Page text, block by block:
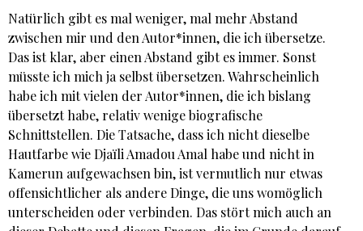
Natürlich gibt es mal weniger, mal mehr Abstand
zwischen mir und den Autor*innen, die ich übersetze.
Das ist klar, aber einen Abstand gibt es immer. Sonst
müsste ich mich ja selbst übersetzen. Wahrscheinlich
habe ich mit vielen der Autor*innen, die ich bislang
übersetzt habe, relativ wenige biografische
Schnittstellen. Die Tatsache, dass ich nicht dieselbe
Hautfarbe wie Djaïli Amadou Amal habe und nicht in
Kamerun aufgewachsen bin, ist vermutlich nur etwas
offensichtlicher als andere Dinge, die uns womöglich
unterscheiden oder verbinden. Das stört mich auch an